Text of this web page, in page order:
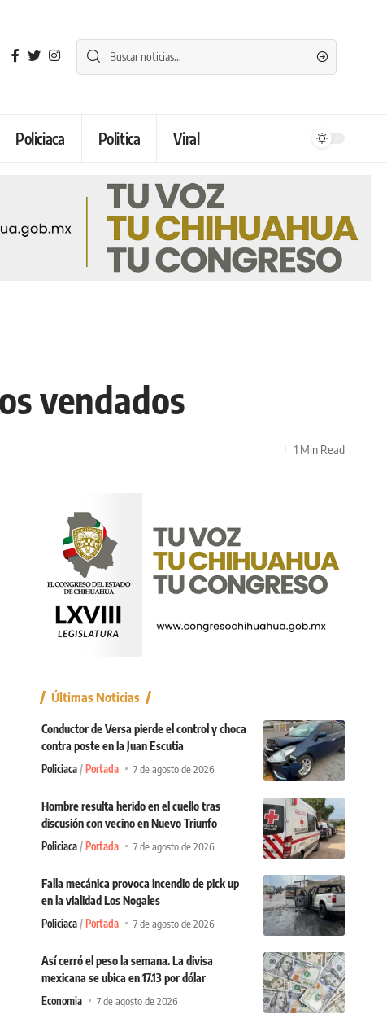
Policiaca Politica Viral
vendados
1 Min Read
Últimas Noticias
Conductor de Versa pierde el control y choca
contra poste en la Juan Escutia
Policiaca Portada 7 de agosto de 2026
Hombre resulta herido en el cuello tras
discusión con vecino en Nuevo Triunfo
Policiaca Portada 7 de agosto de 2026
Falla mecánica provoca incendio de pick up
en la vialidad Los Nogales
Policiaca Portada 7 de agosto de 2026
Así cerró el peso la semana. La divisa
mexicana se ubica en 17.13 por dólar
Economia 7 de agosto de 2026